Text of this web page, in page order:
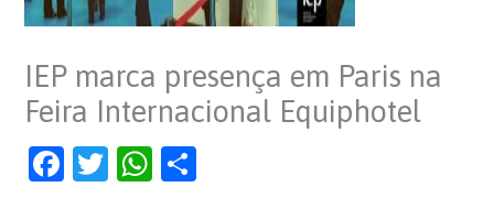
IEP marca presença em Paris na
Feira Internacional Equiphotel
F
T
W